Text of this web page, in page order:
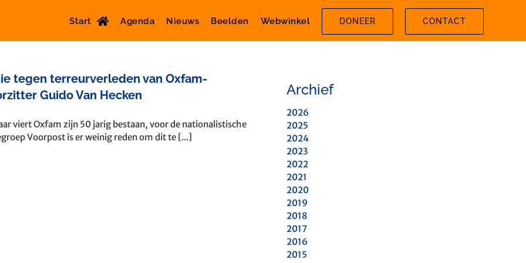
Start Agenda Nieuws Beelden Webwinkel DONEER CONTACT
tegen terreurverleden van Oxfam-
Guido Van Hecken
viert Oxfam zijn 50 jarig bestaan, voor de nationalistische
Voorpost is er weinig reden om dit te [...]
Archief
2026
2025
2024
2023
2022
2021
2020
2019
2018
2017
2016
2015